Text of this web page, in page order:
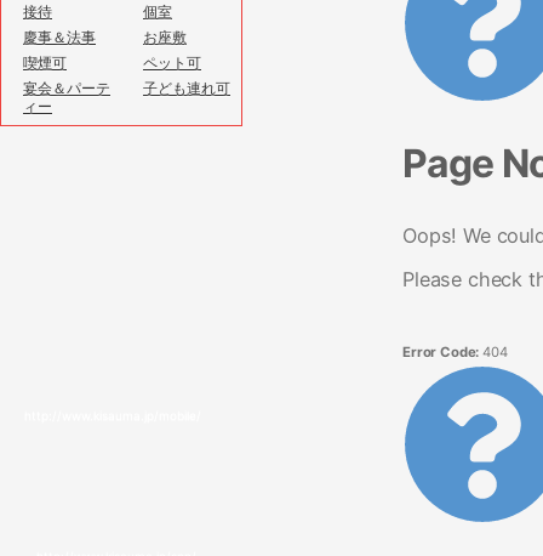
接待
個室
慶事＆法事
お座敷
喫煙可
ペット可
宴会＆パーテ
ィー
子ども連れ可
Page
Oops! We
Please check
Error Code: 404